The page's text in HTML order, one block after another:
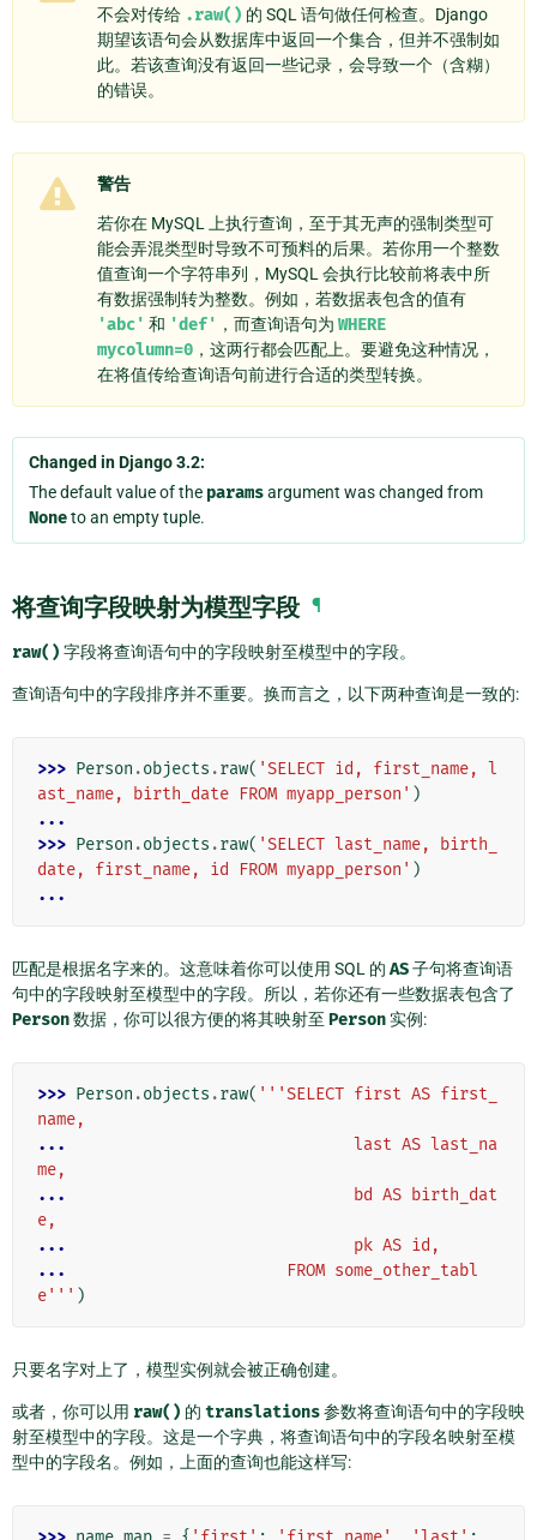
不会对传给 .raw() 的 SQL 语句做任何检查。Django
期望该语句会从数据库中返回一个集合，但并不强制如
此。若该查询没有返回一些记录，会导致一个（含糊）
的错误。
警告
若你在 MySQL 上执行查询，至于其无声的强制类型可
能会弄混类型时导致不可预料的后果。若你用一个整数
值查询一个字符串列，MySQL 会执行比较前将表中所
有数据强制转为整数。例如，若数据表包含的值有
'abc' 和 'def' ，而查询语句为 WHERE
mycolumn=0 ，这两行都会匹配上。要避免这种情况，
在将值传给查询语句前进行合适的类型转换。
Changed in Django 3.2:
The default value of the paramsargument was changed from
Noneto an empty tuple.
将查询字段映射为模型字段 ¶
raw() 字段将查询语句中的字段映射至模型中的字段。
查询语句中的字段排序并不重要。换而言之，以下两种查询是一致的:
>>> Person .objects .raw( 'SELECT id, first_name, l
ast_name, birth_date FROM myapp_person' )
...
>>> Person .objects .raw( 'SELECT last_name, birth_
date, first_name, id FROM myapp_person' )
...
匹配是根据名字来的。这意味着你可以使用 SQL 的 AS子句将查询语
句中的字段映射至模型中的字段。所以，若你还有一些数据表包含了
Person数据，你可以很方便的将其映射至 Person实例:
>>> Person .objects .raw( '''SELECT first AS first_
name,
...
                             last AS last_na
me,
...
                             bd AS birth_dat
e,
...
                             pk AS id,
...
                      FROM some_other_tabl
e''' )
只要名字对上了，模型实例就会被正确创建。
或者，你可以用 raw() 的 translations参数将查询语句中的字段映
射至模型中的字段。这是一个字典，将查询语句中的字段名映射至模
型中的字段名。例如，上面的查询也能这样写: